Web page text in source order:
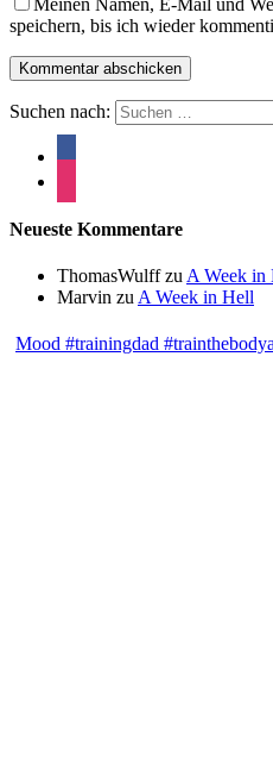
speichern, bis ich wieder
Suchen nach:
Neueste Kommentare
ThomasWulffzu A Week in
Marvin zu A Week in Hell
Mood #trainingdad